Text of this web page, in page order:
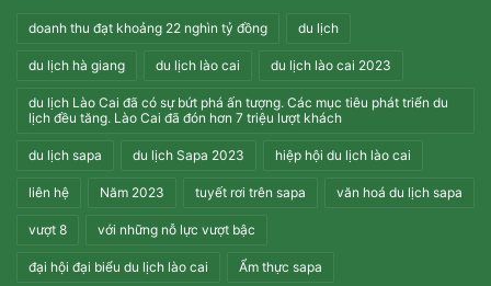
doanh thu đạt khoảng 22 nghìn tỷ đồng du lịch
du lịch hà giang du lịch lào cai du lịch lào cai 2023
du lịch Lào Cai đã có sự bứt phá ấn tượng. Các mục tiêu phát triển du
lịch đều tăng. Lào Cai đã đón hơn 7 triệu lượt khách
du lịch sapa du lịch Sapa 2023 hiệp hội du lịch lào cai
liên hệ Năm 2023 tuyết rơi trên sapa văn hoá du lịch sapa
vượt 8 với những nỗ lực vượt bậc
đại hội đại biểu du lịch lào cai Ẩm thực sapa